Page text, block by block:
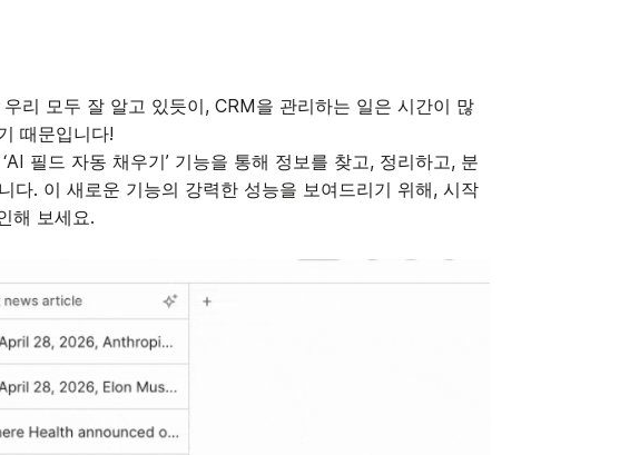
리 모두 잘 알고 있듯이, CRM을 관리하는 일은 시간이 많
때문입니다!
필드 자동 채우기’ 기능을 통해 정보를 찾고, 정리하고, 분
다. 이 새로운 기능의 강력한 성능을 보여드리기 위해, 시작
해 보세요.